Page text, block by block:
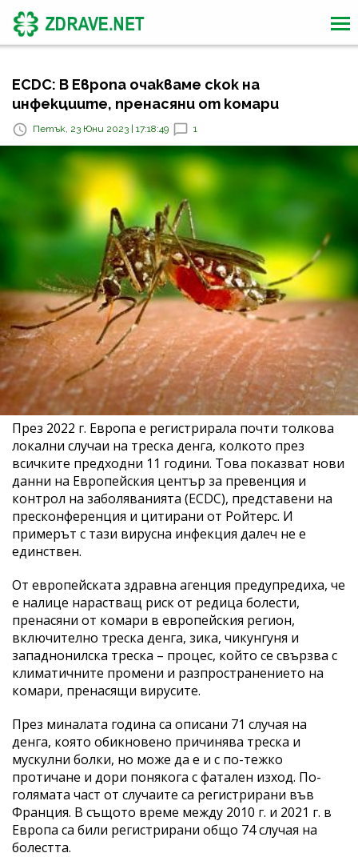
ECDC: В Европа очакваме скок на
инфекциите, пренасяни от комари
Петък, 23 Юни 2023 | 17:18:49 1
През 2022 г. Европа е регистрирала почти толкова
локални случаи на треска денга, колкото през
всичките предходни 11 години. Това показват нови
данни на Европейския център за превенция и
контрол на заболяванията (ECDC), представени на
пресконференция и цитирани от Ройтерс. И
примерът с тази вирусна инфекция далеч не е
единствен.
От европейската здравна агенция предупредиха, че
е налице нарастващ риск от редица болести,
пренасяни от комари в европейския регион,
включително треска денга, зика, чикунгуня и
западнонилска треска – процес, който се свързва с
климатичните промени и разпространението на
комари, пренасящи вирусите.
През миналата година са описани 71 случая на
денга, която обикновено причинява треска и
мускулни болки, но може да е и с по-тежко
протичане и дори понякога с фатален изход. По-
голямата част от случаите са регистрирани във
Франция. В същото време между 2010 г. и 2021 г. в
Европа са били регистрирани общо 74 случая на
болестта.